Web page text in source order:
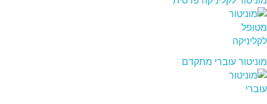
מוניטור עוברי מתקדם